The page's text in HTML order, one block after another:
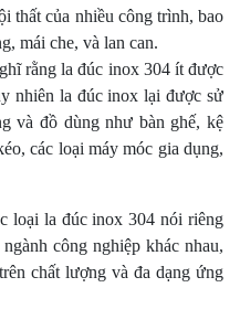
thất của nhiều công trình, bao
mái che, và lan can.
rằng la đúc inox 304 ít được
nhiên la đúc inox lại được sử
và đồ dùng như bàn ghế, kệ
các loại máy móc gia dụng,
loại la đúc inox 304 nói riêng
công nghiệp khác nhau,
chất lượng và đa dạng ứng